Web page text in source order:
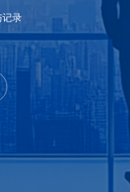
记录